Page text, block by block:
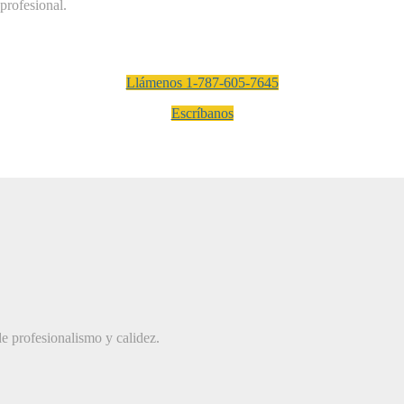
Llámenos 1-787-605-7645
Escríbanos
profesionalismo y calidez.